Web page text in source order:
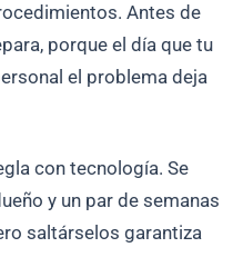
Antes de
porque el día que tu
el problema deja
con tecnología. Se
y un par de semanas
saltárselos garantiza